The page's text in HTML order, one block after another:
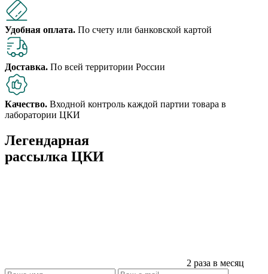
Удобная оплата. По счету или банковской картой
Доставка. По всей территории России
Качество. Входной контроль каждой партии товара в
лаборатории ЦКИ
Легендарная
рассылка ЦКИ
2 раза в месяц